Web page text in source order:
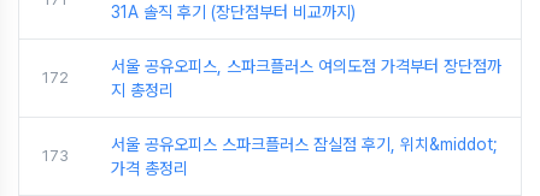
31A 솔직 후기 (장단점부터 비교까지)
172
서울 공유오피스, 스파크플러스 여의도점 가격부터 장단점까
지 총정리
173
서울 공유오피스 스파크플러스 잠실점 후기, 위치&middot;
가격 총정리